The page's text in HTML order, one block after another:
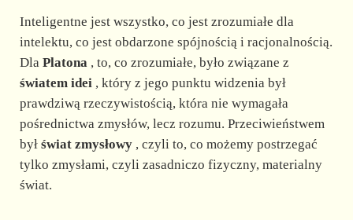
Inteligentne jest wszystko, co jest zrozumiałe dla
intelektu, co jest obdarzone spójnością i racjonalnością.
Dla Platona , to, co zrozumiałe, było związane z
światem idei , który z jego punktu widzenia był
prawdziwą rzeczywistością, która nie wymagała
pośrednictwa zmysłów, lecz rozumu. Przeciwieństwem
był świat zmysłowy, czyli to, co możemy postrzegać
tylko zmysłami, czyli zasadniczo fizyczny, materialny
świat.